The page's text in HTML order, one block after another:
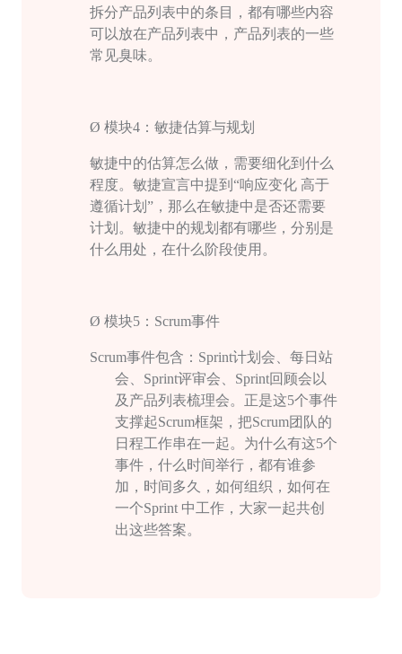
拆分产品列表中的条目，都有哪些内容
可以放在产品列表中，产品列表的一些
常见臭味。
Ø 模块4 ：敏捷估算与规划
敏捷中的估算怎么做，需要细化到什么
程度。敏捷宣言中提到“响应变化 高于
遵循计划”，那么在敏捷中是否还需要
计划。敏捷中的规划都有哪些，分别是
什么用处，在什么阶段使用。
Ø 模块5 ： Scrum事件
Scrum事件包含： Sprint计划会、每日站
会、 Sprint评审会、 Sprint回顾会以
及产品列表梳理会。正是这5个事件
支撑起Scrum框架，把Scrum团队的
日程工作串在一起。为什么有这5个
事件，什么时间举行，都有谁参
加，时间多久，如何组织，如何在
一个Sprint 中工作，大家一起共创
出这些答案。